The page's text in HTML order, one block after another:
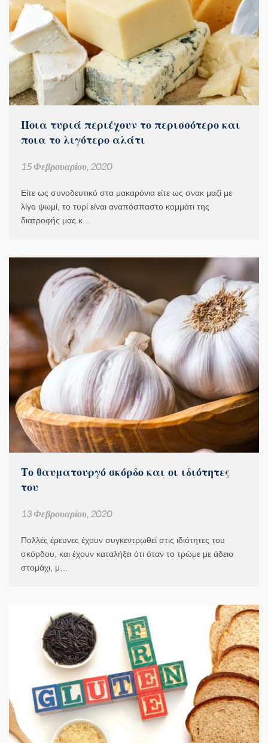
Ποια τυριά περιέχουν το περισσότερο και
ποια το λιγότερο αλάτι
15 Φεβρουαρίου, 2020
Είτε ως συνοδευτικό στα μακαρόνια είτε ως σνακ μαζί με
λίγο ψωμί, το τυρί είναι αναπόσπαστο κομμάτι της
διατροφής μας κ…
Το θαυματουργό σκόρδο και οι ιδιότητες
του
13 Φεβρουαρίου, 2020
Πολλές έρευνες έχουν συγκεντρωθεί στις ιδιότητες του
σκόρδου, και έχουν καταλήξει ότι όταν το τρώμε με άδειο
στομάχι, μ…